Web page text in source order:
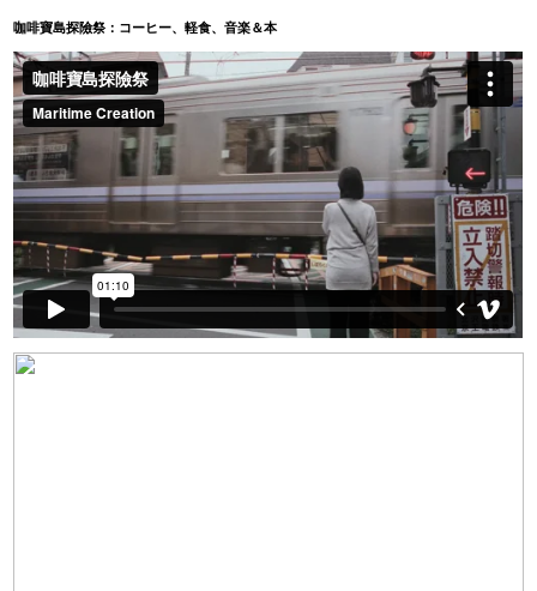
咖啡寶島探險祭：コーヒー、軽食、音楽＆本